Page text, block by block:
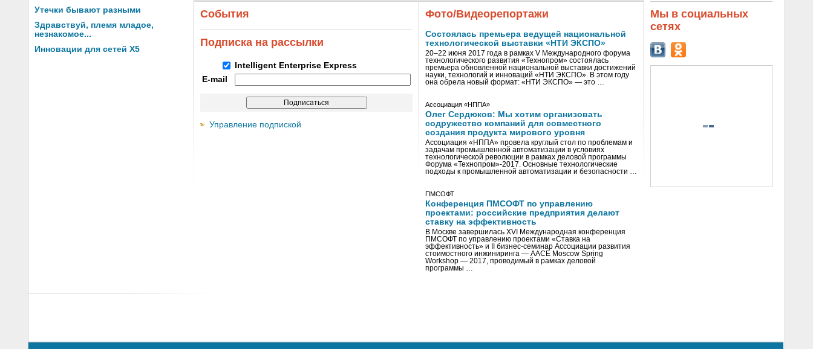
Утечки бывают разными
Здравствуй, племя младое,
незнакомое...
Инновации для сетей X5
События
Подписка на рассылки
Intelligent Enterprise Express
E-mail
Управление подпиской
Фото/Видеорепортажи
Состоялась премьера ведущей национальной
технологической выставки «НТИ ЭКСПО»
20–22 июня 2017 года в рамках V Международного форума
технологического развития «Технопром» состоялась
премьера обновленной национальной выставки достижений
науки, технологий и инноваций «НТИ ЭКСПО». В этом году
она обрела новый формат: «НТИ ЭКСПО» — это …
Ассоциация «НППА»
Олег Сердюков: Мы хотим организовать
содружество компаний для совместного
создания продукта мирового уровня
Ассоциация «НППА» провела круглый стол по проблемам и
задачам промышленной автоматизации в условиях
технологической революции в рамках деловой программы
Форума «Технопром»-2017. Основные технологические
подходы к промышленной автоматизации и безопасности …
ПМСОФТ
Конференция ПМСОФТ по управлению
проектами: российские предприятия делают
ставку на эффективность
В Москве завершилась XVI Международная конференция
ПМСОФТ по управлению проектами «Ставка на
эффективность» и II бизнес-семинар Ассоциации развития
стоимостного инжиниринга — AACE Moscow Spring
Workshop — 2017, проводимый в рамках деловой
программы …
Мы в социальных
сетях